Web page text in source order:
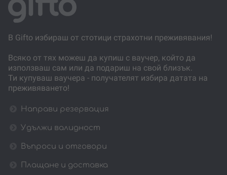
В Gifto избираш от стотици страхотни преживявания!
Всяко от тях можеш да купиш с ваучер, който да
използваш сам или да подариш на свой близък.
Ти купуваш ваучера - получателят избира датата на
преживяването!
Направи резервация
Удължи валидност
Въпроси и отговори
Плащане и доставка